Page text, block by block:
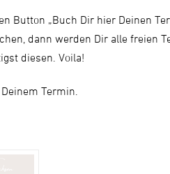
Button „Buch Dir hier Deinen
dann werden Dir alle freien
diesen. Voila!
Termin.